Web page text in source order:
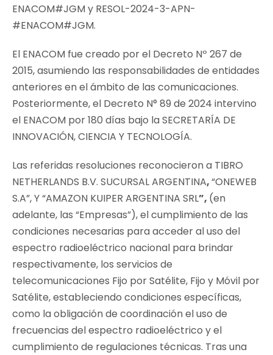
ENACOM#JGM y RESOL-2024-3-APN-
#ENACOM#JGM.
El ENACOM fue creado por el Decreto Nº 267 de
2015, asumiendo las responsabilidades de entidades
anteriores en el ámbito de las comunicaciones.
Posteriormente, el Decreto N° 89 de 2024 intervino
el ENACOM por 180 días bajo la SECRETARÍA DE
INNOVACIÓN, CIENCIA Y TECNOLOGÍA.
Las referidas resoluciones reconocieron a TIBRO
NETHERLANDS B.V. SUCURSAL ARGENTINA,“ONEWEB
S.A”, Y “AMAZON KUIPER ARGENTINA SRL”, (en
adelante, las “Empresas”), el cumplimiento de las
condiciones necesarias para acceder al uso del
espectro radioeléctrico nacional para brindar
respectivamente, los servicios de
telecomunicaciones Fijo por Satélite, Fijo y Móvil por
Satélite, estableciendo condiciones específicas,
como la obligación de coordinación el uso de
frecuencias del espectro radioeléctrico y el
cumplimiento de regulaciones técnicas. Tras una